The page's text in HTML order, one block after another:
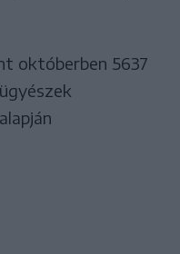
októberben 5637